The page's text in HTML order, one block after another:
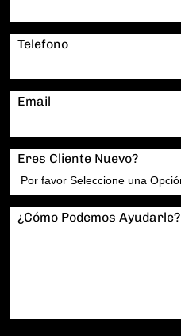
Telefono
Email
Eres Cliente Nuevo?
¿Cómo Podemos Ayudarle?